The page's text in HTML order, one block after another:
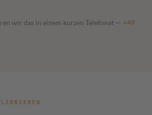
wir das in einem kurzen Telefonat — +49